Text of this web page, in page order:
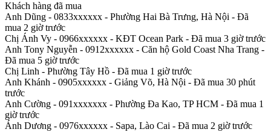
Khách hàng đã mua
Anh Dũng - 0833xxxxxx - Phường Hai Bà Trưng, Hà Nội - Đã
mua 2 giờ trước
Chị Ánh Vy - 0966xxxxxx - KĐT Ocean Park - Đã mua 3 giờ trước
Anh Tony Nguyễn - 0912xxxxxx - Căn hộ Gold Coast Nha Trang -
Đã mua 5 giờ trước
Chị Linh - Phường Tây Hồ - Đã mua 1 giờ trước
Anh Khánh - 0905xxxxxx - Giảng Võ, Hà Nội - Đã mua 30 phút
trước
Anh Cường - 091xxxxxxx - Phường Đa Kao, TP HCM - Đã mua 1
giờ trước
Ánh Dương - 0976xxxxxx - Sapa, Lào Cai - Đã mua 2 giờ trước